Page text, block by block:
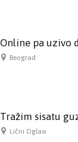
Online pa uzivo
Beograd
Tražim sisatu
Lični Oglasi